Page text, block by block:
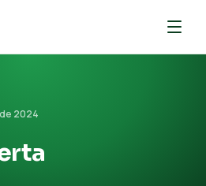
2024